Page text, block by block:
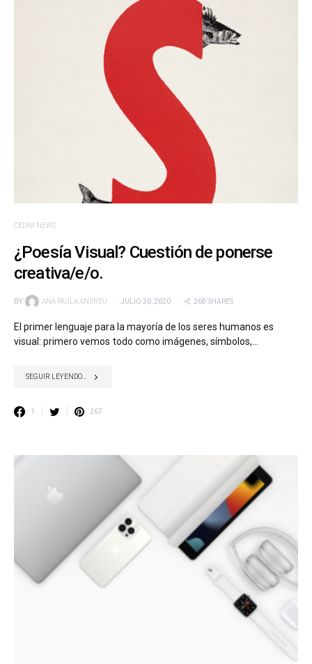
CEDIM NEWS
¿Poesía Visual? Cuestión de ponerse
creativa/e/o.
BY ANA PAULA ANDREU JULIO 20, 2020 268 SHARES
El primer lenguaje para la mayoría de los seres humanos es
visual: primero vemos todo como imágenes, símbolos,…
SEGUIR LEYENDO...
1 267